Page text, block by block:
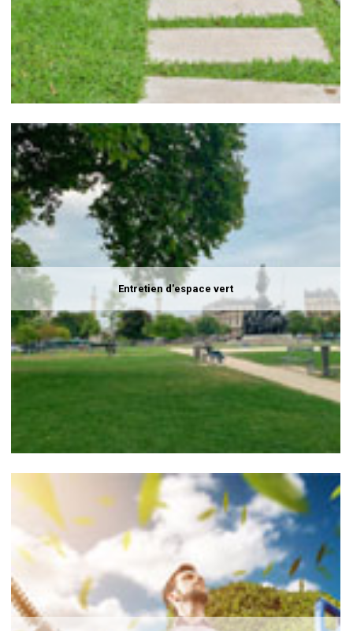
Entretien d'espace vert